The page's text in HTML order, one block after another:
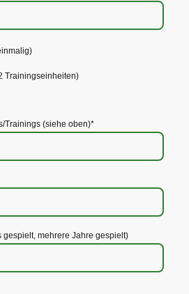
Trainingseinheiten)
Trainings (siehe oben)*
gespielt, mehrere Jahre gespielt)